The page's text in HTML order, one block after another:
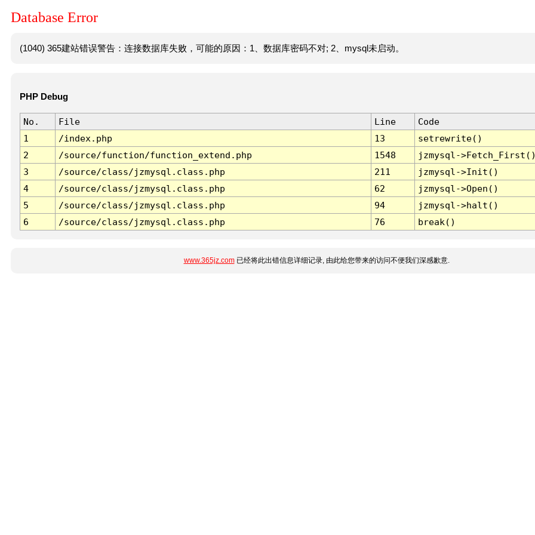
Database Error
(1040) 365建站错误警告：连接数据库失败，可能的原因：1、数据库密码不对; 2、mysql未启动。
PHP Debug
No. File Line
Code
1
/index.php 13
setrewrite()
2
/source/function/function_extend.php 1548
jzmysql-
3
/source/class/jzmysql.class.php 211
jzmysql->Init()
4
/source/class/jzmysql.class.php 62
jzmysql->Open()
5
/source/class/jzmysql.class.php 94
jzmysql->halt()
6
/source/class/jzmysql.class.php 76 break()
www.365jz.com已经将此出错信息详细记录, 由此给您带来的访问不便我们深感歉意.